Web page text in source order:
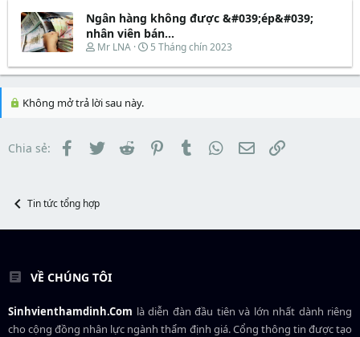
t
e
r
a
d
s
a
e
b
ắ
t
ầ
Ngân hàng không được &#039;ép&#039;
nhân viên bán...
T
r
a
d
a
r
Mr LNA
N
à
ầ
5 Tháng chín 2023
Không mở trả lời sau này.
Chia sẻ: Facebook
TwitterReddit PinterestTumblr WhatsApp
EmailLink
Tin tức tổng hợp
VỀ CHÚNG TÔI
Sinhvienthamdinh.Com là diễn đàn đầu tiên và lớn nhất dành riêng
cho cộng đồng nhân lực ngànhthẩm định giá. Cổng thông tin được tạo